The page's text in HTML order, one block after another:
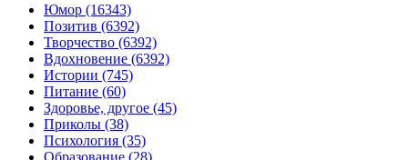
Юмор (16343)
Позитив (6392)
Творчество (6392)
Вдохновение (6392)
Истории (745)
Питание (60)
Здоровье, другое (45)
Приколы (38)
Психология (35)
Образование (28)